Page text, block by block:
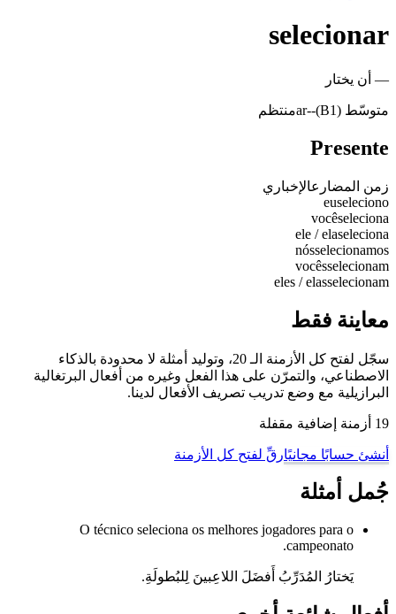
selecionar
— أن يختار
متوسّط (B1) -
-ar منتظم
Presente
زمن المضارعالإخباري
euseleciono
vocêseleciona
ele / elaseleciona
nósselecionamos
vocêsselecionam
eles / elasselecionam
معاينة فقط
سجّل لفتح كل الأزمنة الـ 20، وتوليد أمثلة لا محدودة بالذكاء
الاصطناعي، والتمرّن على هذا الفعل وغيره من أفعال البرتغالية
البرازيلية مع وضع تدريب تصريف الأفعال لدينا.
19 أزمنة إضافية مقفلة
أنشئ حسابًا مجانيًارقِّ لفتح كل الأزمنة
جُمل أمثلة
O técnico seleciona os melhores jogadores para o
campeonato.
يَختارُ المُدَرِّبُ أَفضَلَ اللاعِبينَ لِلبُطولَةِ.